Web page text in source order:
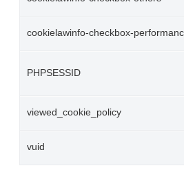
cookielawinfo-checkbox-
PHPSESSID
viewed_cookie_policy
vuid